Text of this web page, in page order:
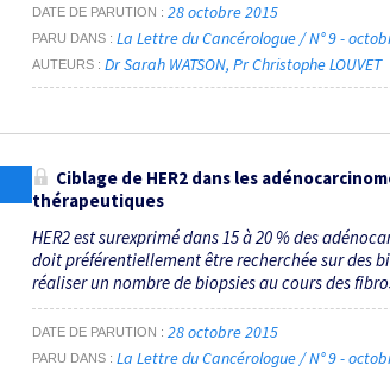
DATE DE PARUTION 28 octobre 2015
PARU DANS La Lettre du Cancérologue / N° 9 -
AUTEURS Dr Sarah WATSON Pr Christophe LOUVET
Ciblage de HER2 dans les
thérapeutiques
HER2 est surexprimé dans 15 à 20 % des
doit préférentiellement être recherchée sur des
réaliser un nombre de biopsies au cours des
DATE DE PARUTION 28 octobre 2015
PARU DANS La Lettre du Cancérologue / N° 9 -